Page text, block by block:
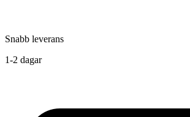
Snabb leverans
1-2 dagar